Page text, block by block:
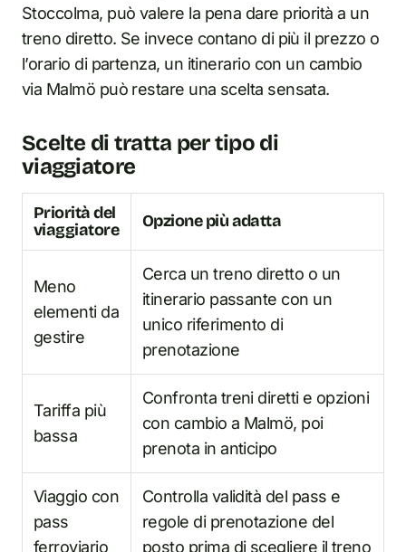
Stoccolma, può valere la pena dare priorità a un
treno diretto. Se invece contano di più il prezzo o
l’orario di partenza, un itinerario con un cambio
via Malmö può restare una scelta sensata.
Scelte di tratta per tipo di
viaggiatore
Priorità del
viaggiatore
Opzione più adatta
Meno
elementi da
gestire
Cerca un treno diretto o un
itinerario passante con un
unico riferimento di
prenotazione
Tariffa più
bassa
Confronta treni diretti e opzioni
con cambio a Malmö, poi
prenota in anticipo
Viaggio con
pass
ferroviario
Controlla validità del pass e
regole di prenotazione del
posto prima di scegliere il treno